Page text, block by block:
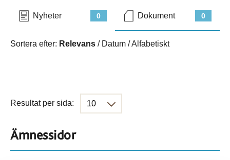
0
Nyheter 0
Dokument
Sortera efter: Relevans / Datum /Alfabetiskt
Resultat per sida:
Ämnessidor